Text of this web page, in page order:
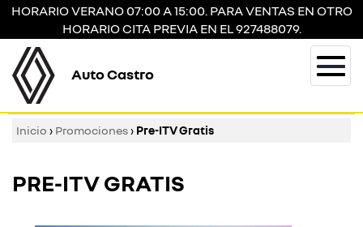
HORARIO VERANO 07:00 A 15:00. PARA VENTAS EN OTRO
HORARIO CITA PREVIA EN EL 927488079.
Auto Castro
Inicio › Promociones› Pre-ITV Gratis
PRE-ITV GRATIS